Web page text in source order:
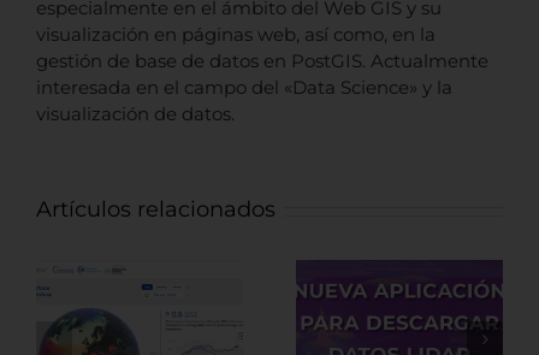
especialmente en el ámbito del Web GIS y su
visualización en páginas web, así como, en la
gestión de base de datos en PostGIS. Actualmente
interesada en el campo del «Data Science» y la
visualización de datos.
Artículos relacionados
Nueva
aplicación para
Fuentes de
datos LiDAR de